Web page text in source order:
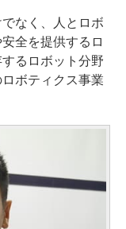
なく、人とロボ
全を提供するロ
るロボット分野
ボティクス事業